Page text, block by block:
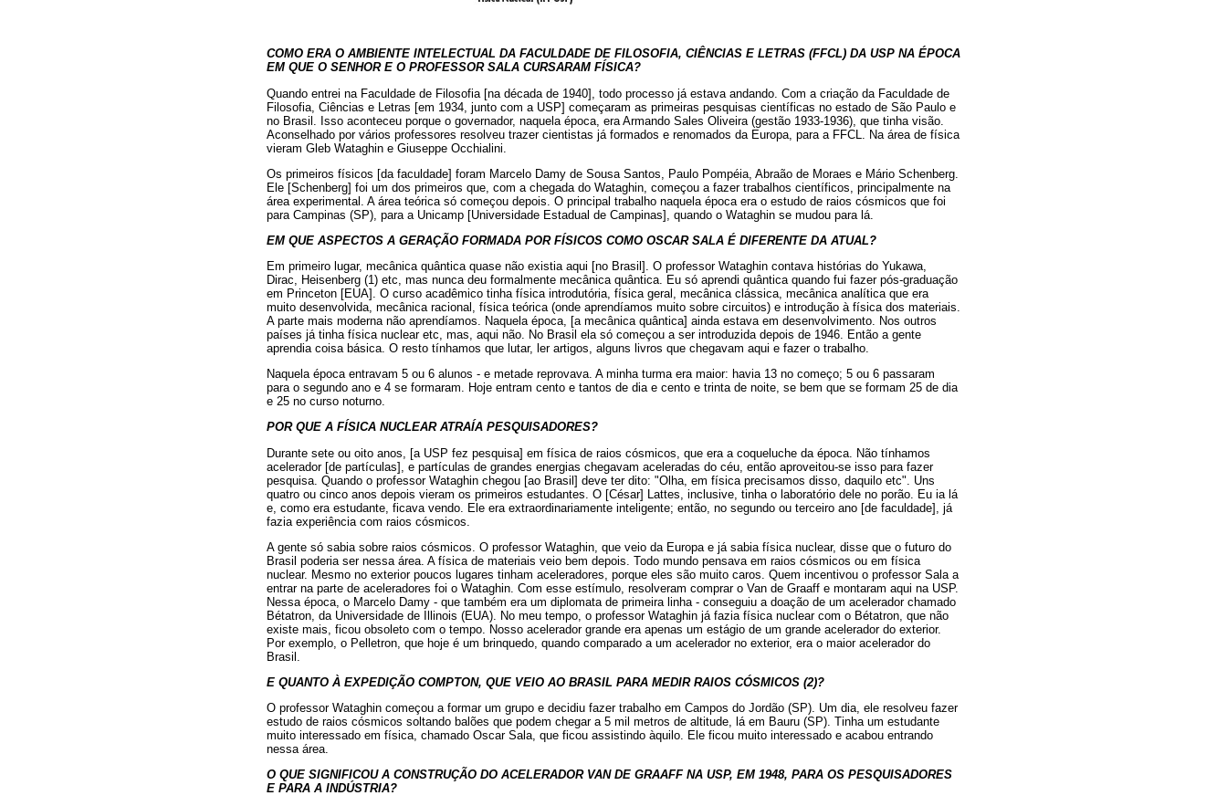
COMO ERA O AMBIENTE INTELECTUAL DA FACULDADE DE FILOSOFIA, CIÊNCIAS E LETRAS (FFCL) DA USP NA ÉPOCA
EM QUE O SENHOR E O PROFESSOR SALA CURSARAM FÍSICA?
Quando entrei na Faculdade de Filosofia [na década de 1940], todo processo já estava andando. Com a criação da Faculdade de
Filosofia, Ciências e Letras [em 1934, junto com a USP] começaram as primeiras pesquisas científicas no estado de São Paulo e
no Brasil. Isso aconteceu porque o governador, naquela época, era Armando Sales Oliveira (gestão 1933-1936), que tinha visão.
Aconselhado por vários professores resolveu trazer cientistas já formados e renomados da Europa, para a FFCL. Na área de física
vieram Gleb Wataghin e Giuseppe Occhialini.
Os primeiros físicos [da faculdade] foram Marcelo Damy de Sousa Santos, Paulo Pompéia, Abraão de Moraes e Mário Schenberg.
Ele [Schenberg] foi um dos primeiros que, com a chegada do Wataghin, começou a fazer trabalhos científicos, principalmente na
área experimental. A área teórica só começou depois. O principal trabalho naquela época era o estudo de raios cósmicos que foi
para Campinas (SP), para a Unicamp [Universidade Estadual de Campinas], quando o Wataghin se mudou para lá.
EM QUE ASPECTOS A GERAÇÃO FORMADA POR FÍSICOS COMO OSCAR SALA É DIFERENTE DA ATUAL?
Em primeiro lugar, mecânica quântica quase não existia aqui [no Brasil]. O professor Wataghin contava histórias do Yukawa,
Dirac, Heisenberg (1) etc, mas nunca deu formalmente mecânica quântica. Eu só aprendi quântica quando fui fazer pós-graduação
em Princeton [EUA]. O curso acadêmico tinha física introdutória, física geral, mecânica clássica, mecânica analítica que era
muito desenvolvida, mecânica racional, física teórica (onde aprendíamos muito sobre circuitos) e introdução à física dos materiais.
A parte mais moderna não aprendíamos. Naquela época, [a mecânica quântica] ainda estava em desenvolvimento. Nos outros
países já tinha física nuclear etc, mas, aqui não. No Brasil ela só começou a ser introduzida depois de 1946. Então a gente
aprendia coisa básica. O resto tínhamos que lutar, ler artigos, alguns livros que chegavam aqui e fazer o trabalho.
Naquela época entravam 5 ou 6 alunos - e metade reprovava. A minha turma era maior: havia 13 no começo; 5 ou 6 passaram
para o segundo ano e 4 se formaram. Hoje entram cento e tantos de dia e cento e trinta de noite, se bem que se formam 25 de dia
e 25 no curso noturno.
POR QUE A FÍSICA NUCLEAR ATRAÍA PESQUISADORES?
Durante sete ou oito anos, [a USP fez pesquisa] em física de raios cósmicos, que era a coqueluche da época. Não tínhamos
acelerador [de partículas], e partículas de grandes energias chegavam aceleradas do céu, então aproveitou-se isso para fazer
pesquisa. Quando o professor Wataghin chegou [ao Brasil] deve ter dito: "Olha, em física precisamos disso, daquilo etc". Uns
quatro ou cinco anos depois vieram os primeiros estudantes. O [César] Lattes, inclusive, tinha o laboratório dele no porão. Eu ia lá
e, como era estudante, ficava vendo. Ele era extraordinariamente inteligente; então, no segundo ou terceiro ano [de faculdade], já
fazia experiência com raios cósmicos.
A gente só sabia sobre raios cósmicos. O professor Wataghin, que veio da Europa e já sabia física nuclear, disse que o futuro do
Brasil poderia ser nessa área. A física de materiais veio bem depois. Todo mundo pensava em raios cósmicos ou em física
nuclear. Mesmo no exterior poucos lugares tinham aceleradores, porque eles são muito caros. Quem incentivou o professor Sala a
entrar na parte de aceleradores foi o Wataghin. Com esse estímulo, resolveram comprar o Van de Graaff e montaram aqui na USP.
Nessa época, o Marcelo Damy - que também era um diplomata de primeira linha - conseguiu a doação de um acelerador chamado
Bétatron, da Universidade de Illinois (EUA). No meu tempo, o professor Wataghin já fazia física nuclear com o Bétatron, que não
existe mais, ficou obsoleto com o tempo. Nosso acelerador grande era apenas um estágio de um grande acelerador do exterior.
Por exemplo, o Pelletron, que hoje é um brinquedo, quando comparado a um acelerador no exterior, era o maior acelerador do
Brasil.
E QUANTO À EXPEDIÇÃO COMPTON, QUE VEIO AO BRASIL PARA MEDIR RAIOS CÓSMICOS (2)?
O professor Wataghin começou a formar um grupo e decidiu fazer trabalho em Campos do Jordão (SP). Um dia, ele resolveu fazer
estudo de raios cósmicos soltando balões que podem chegar a 5 mil metros de altitude, lá em Bauru (SP). Tinha um estudante
muito interessado em física, chamado Oscar Sala, que ficou assistindo àquilo. Ele ficou muito interessado e acabou entrando
nessa área.
O QUE SIGNIFICOU A CONSTRUÇÃO DO ACELERADOR VAN DE GRAAFF NA USP, EM 1948, PARA OS PESQUISADORES
E PARA A INDÚSTRIA?